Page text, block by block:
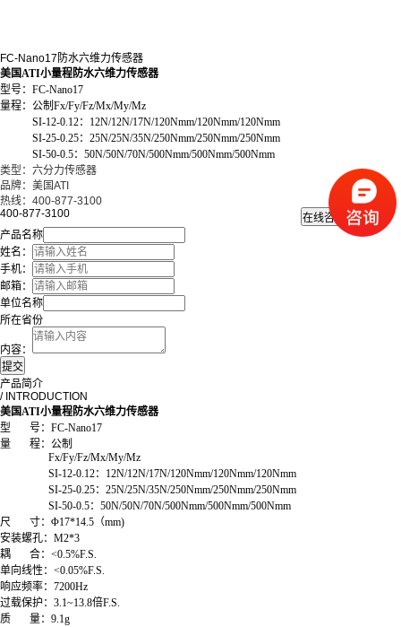
FC-Nano17防水六维力传感器
美国ATI小量程防水六维力传感器
型号：FC-Nano17
量程：公制Fx/Fy/Fz/Mx/My/Mz
SI-12-0.12：12N/12N/17N/120Nmm/120Nmm/120Nmm
SI-25-0.25：25N/25N/35N/250Nmm/250Nmm/250Nmm
SI-50-0.5：50N/50N/70N/500Nmm/500Nmm/500Nmm
类型：六分力传感器
品牌：美国ATI
热线：400-877-3100
400-877-3100
产品名称
姓名：
手机：
邮箱：
单位名称
所在省份
内容：
产品简介
/ INTRODUCTION
美国ATI小量程防水六维力传感器
型
号：FC-Nano17
量
程：公制
Fx/Fy/Fz/Mx/My/Mz
SI-12-0.12：12N/12N/17N/120Nmm/120Nmm/120Nmm
SI-25-0.25：25N/25N/35N/250Nmm/250Nmm/250Nmm
SI-50-0.5：50N/50N/70N/500Nmm/500Nmm/500Nmm
尺 寸：Φ17*14.5（mm)
安装螺孔：M2*3
耦
合：<0.5%F.S.
单向线性：<0.05%F.S.
响应频率：7200Hz
过载保护：3.1~13.8倍F.S.
质
量：9.1g